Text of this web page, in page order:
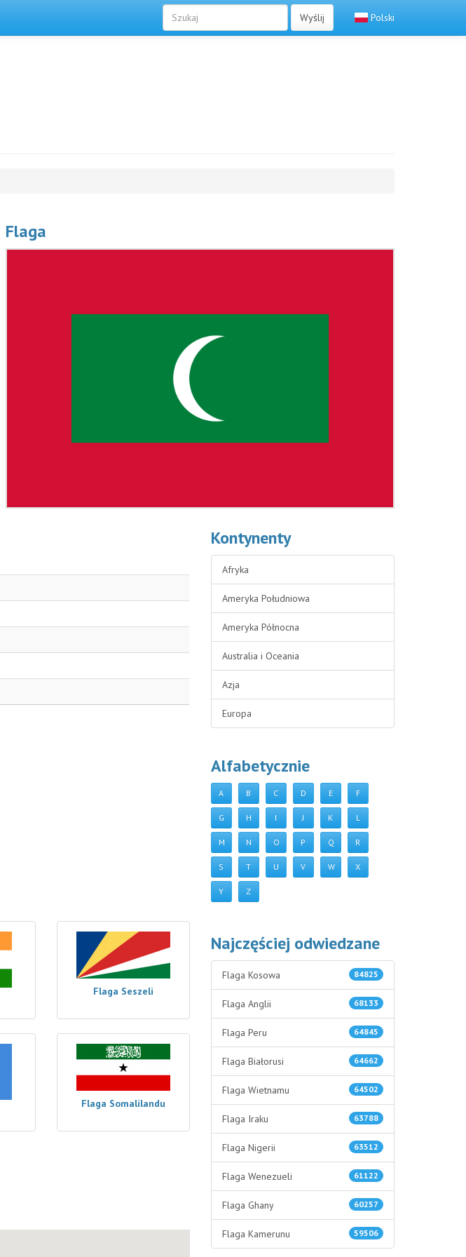
Polski
Wyślij
Flaga
Flaga Seszeli
Flaga Somalilandu
Kontynenty
Afryka
Ameryka Południowa
Ameryka Północna
Australia i Oceania
Azja
Europa
Alfabetycznie
A B C D E F
G H I J K L
M N O P Q R
S T U V W X
Y Z
Najczęściej odwiedzane
84825
Flaga Kosowa
68133
Flaga Anglii
64845
Flaga Peru
64662
Flaga Białorusi
64502
Flaga Wietnamu
63788
Flaga Iraku
63512
Flaga Nigerii
61122
Flaga Wenezueli
60257
Flaga Ghany
59506
Flaga Kamerunu